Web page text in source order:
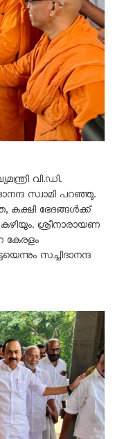
വി.ഡി.
സ്വാമി പറഞ്ഞു.
കക്ഷി ഭേദങ്ങൾക്ക്
ശ്രീനാരായണ
കേരളം
സച്ചിദാനന്ദ